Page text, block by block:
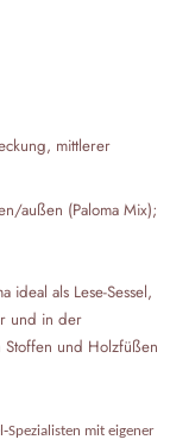
mittlerer
außen (Paloma Mix);
ideal als Lese‑Sessel,
und in der
und Holzfüßen
mit eigener